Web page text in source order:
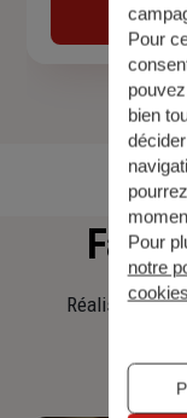
Réalisez une
Pour
bien
Pour
notre
cookies